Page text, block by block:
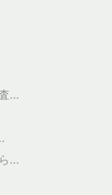
...
...